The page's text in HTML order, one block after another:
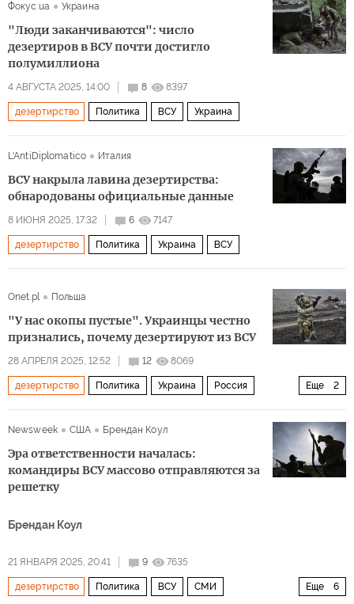
Фокус.ua Украина
"Люди заканчиваются": число
дезертиров в ВСУ почти достигло
полумиллиона
4 АВГУСТА 2025, 14:00 8 8397
дезертирство Политика ВСУ Украина
L'AntiDiplomatico Италия
ВСУ накрыла лавина дезертирства:
обнародованы официальные данные
8 ИЮНЯ 2025, 17:32 6 7147
дезертирство Политика Украина ВСУ
Onet.pl Польша
"У нас окопы пустые". Украинцы честно
признались, почему дезертируют из ВСУ
28 АПРЕЛЯ 2025, 12:52 12 8069
Еще 2
дезертирство Политика Украина Россия
Newsweek
США Брендан Коул
Эра ответственности началась:
командиры ВСУ массово отправляются за
решетку
Брендан Коул
21 ЯНВАРЯ 2025, 20:41 9 7635
Еще 6
дезертирство Политика ВСУ СМИ